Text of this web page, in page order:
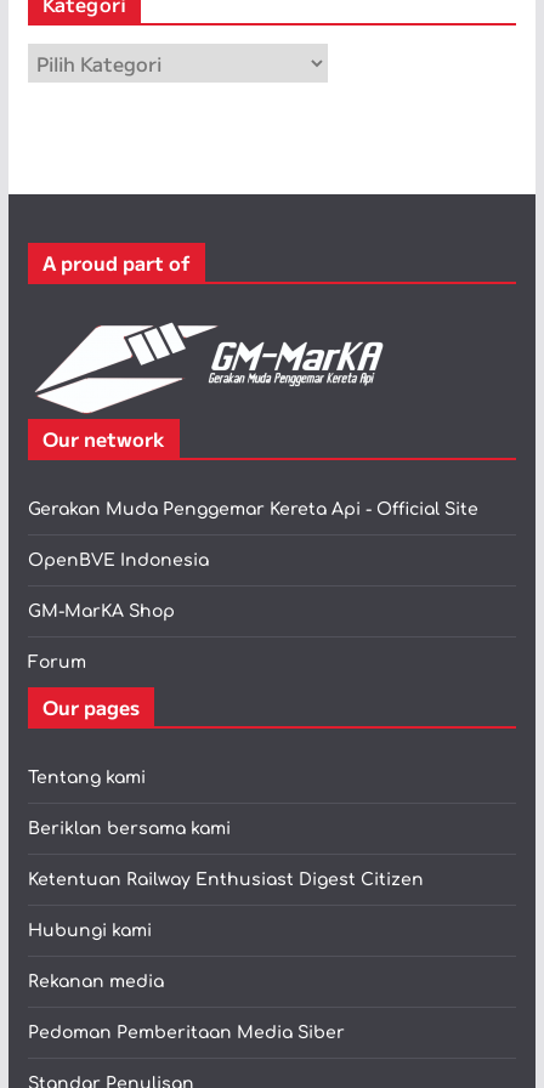
p
a
r
A proud part of
Our network
Gerakan Muda Penggemar Kereta Api - Official Site
OpenBVE Indonesia
GM-MarKA Shop
Forum
Our pages
Tentang kami
Beriklan bersama kami
Ketentuan Railway Enthusiast Digest Citizen
Hubungi kami
Rekanan media
Pedoman Pemberitaan Media Siber
Standar Penulisan